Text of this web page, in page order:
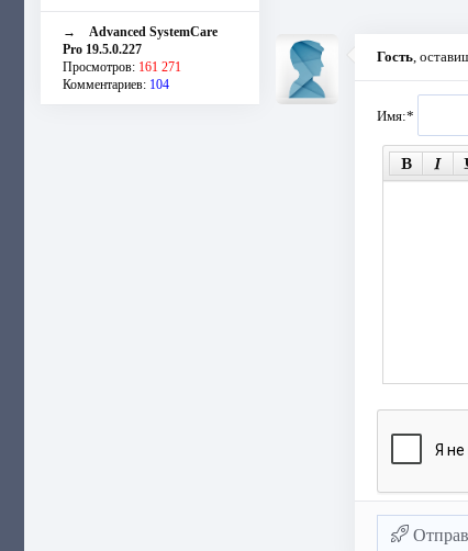
→ Advanced SystemCare
Pro 19.5.0.227
Просмотров: 161 271
Комментариев: 104
Гость,
Имя:*